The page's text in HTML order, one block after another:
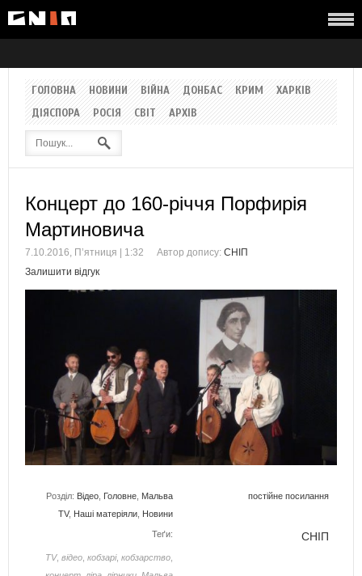
ГОЛОВНА НОВИНИ ВІЙНА ДОНБАС КРИМ
ХАРКІВ
ДІЯСПОРА
РОСІЯ СВІТ АРХІВ
Концерт до 160-річчя Порфирія
Мартиновича
7.10.2016, П’ятниця | 1:32 Автор допису: СНІП
Залишити відгук
Розділ: Відео Головне Мальва
TV, Наші матеріяли Новини
постійне посилання
Теґи:
TV, відео кобзарі, кобзарство
СНІП